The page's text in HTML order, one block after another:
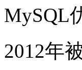
MySQL
2012年